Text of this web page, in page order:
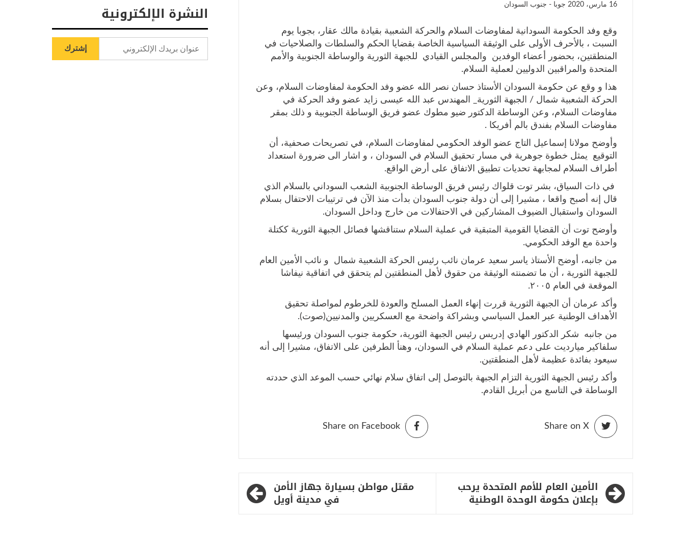
16 مارس، 2020 جوبا - جنوب السودان
وقع وفد الحكومة السودانية لمفاوضات السلام والحركة الشعبية بقيادة مالك عقار، بجوبا يوم
السبت ، بالأحرف الأولى على الوثيقة السياسية الخاصة بقضايا الحكم والسلطات والصلاحيات في
المنطقتين، بحضور أعضاء الوفدين والمجلس القيادي للجبهة الثورية والوساطة الجنوبية والأمم
المتحدة والمراقبين الدوليين لعملية السلام.
هذا و وقع عن حكومة السودان الأستاذ حسان نصر الله عضو وفد الحكومة لمفاوضات السلام، وعن
الحركة الشعبية شمال / الجبهة الثورية_ المهندس عبد الله عيسى زايد عضو وفد الحركة في
مفاوضات السلام، وعن الوساطة الدكتور ضيو مطوك عضو فريق الوساطة الجنوبية و ذلك بمقر
مفاوضات السلام بفندق بالم أفريكا .
وأوضح مولانا إسماعيل التاج عضو الوفد الحكومي لمفاوضات السلام، في تصريحات صحفية، أن
التوقيع يمثل خطوة جوهرية في مسار تحقيق السلام في السودان ، و اشار الى ضرورة استعداد
أطراف السلام لمجابهة تحديات تطبيق الاتفاق على أرض الواقع.
في ذات السياق، بشر توت قلواك رئيس فريق الوساطة الجنوبية الشعب السوداني بالسلام الذي
قال إنه أصبح واقعا ، مشيرا إلى أن دولة جنوب السودان بدأت منذ الآن في ترتيبات الاحتفال بسلام
السودان واستقبال الضيوف المشاركين في الاحتفالات من خارج وداخل السودان.
وأوضح توت أن القضايا القومية المتبقية في عملية السلام ستناقشها فصائل الجبهة الثورية ككتلة
واحدة مع الوفد الحكومي.
من جانبه، أوضح الأستاذ ياسر سعيد عرمان نائب رئيس الحركة الشعبية شمال و نائب الأمين العام
للجبهة الثورية ، أن ما تضمنته الوثيقة من حقوق لأهل المنطقتين لم يتحقق في اتفاقية نيفاشا
الموقعة في العام ٢٠٠٥.
وأكد عرمان أن الجبهة الثورية قررت إنهاء العمل المسلح والعودة للخرطوم لمواصلة تحقيق
الأهداف الوطنية عبر العمل السياسي وبشراكة واضحة مع العسكريين والمدنيين(صوت).
من جانبه شكر الدكتور الهادي إدريس رئيس الجبهة الثورية، حكومة جنوب السودان ورئيسها
سلفاكير ميارديت على دعم عملية السلام في السودان، وهنأ الطرفين على الاتفاق، مشيرا إلى أنه
سيعود بفائدة عظيمة لأهل المنطقتين.
وأكد رئيس الجبهة الثورية التزام الجبهة بالتوصل إلى اتفاق سلام نهائي حسب الموعد الذي حددته
الوساطة في التاسع من أبريل القادم.
Share on Facebook Share on X
تصفّح
المقالات
الأمين العام للأمم المتحدة يرحب
بإعلان حكومة الوحدة الوطنية
مقتل مواطن بسيارة جهاز الأمن
في مدينة أويل
النشرة الإلكترونية